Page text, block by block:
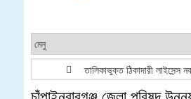
তালিকাভুক্ত ঠিকাদারী লাইসেন্স